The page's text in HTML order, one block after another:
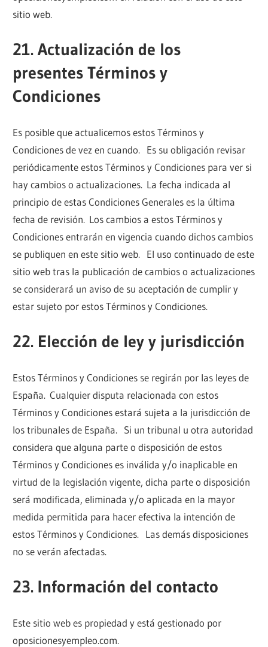
sitio web.
21. Actualización de los
presentes Términos y
Condiciones
Es posible que actualicemos estos Términos y
Condiciones de vez en cuando. Es su obligación revisar
periódicamente estos Términos y Condiciones para ver si
hay cambios o actualizaciones. La fecha indicada al
principio de estas Condiciones Generales es la última
fecha de revisión. Los cambios a estos Términos y
Condiciones entrarán en vigencia cuando dichos cambios
se publiquen en este sitio web. El uso continuado de este
sitio web tras la publicación de cambios o actualizaciones
se considerará un aviso de su aceptación de cumplir y
estar sujeto por estos Términos y Condiciones.
22. Elección de ley y jurisdicción
Estos Términos y Condiciones se regirán por las leyes de
España. Cualquier disputa relacionada con estos
Términos y Condiciones estará sujeta a la jurisdicción de
los tribunales de España. Si un tribunal u otra autoridad
considera que alguna parte o disposición de estos
Términos y Condiciones es inválida y/o inaplicable en
virtud de la legislación vigente, dicha parte o disposición
será modificada, eliminada y/o aplicada en la mayor
medida permitida para hacer efectiva la intención de
estos Términos y Condiciones. Las demás disposiciones
no se verán afectadas.
23. Información del contacto
Este sitio web es propiedad y está gestionado por
oposicionesyempleo.com.